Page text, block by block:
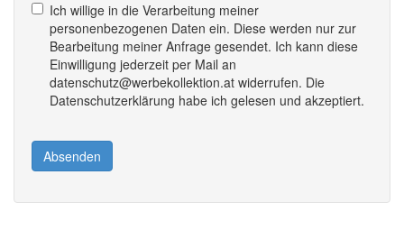
Ich willige in die Verarbeitung meiner
personenbezogenen Daten ein. Diese werden nur zur
Bearbeitung meiner Anfrage gesendet. Ich kann diese
Einwilligung jederzeit per Mail an
datenschutz@werbekollektion.at widerrufen. Die
Datenschutzerklärung habe ich gelesen und akzeptiert.
Absenden